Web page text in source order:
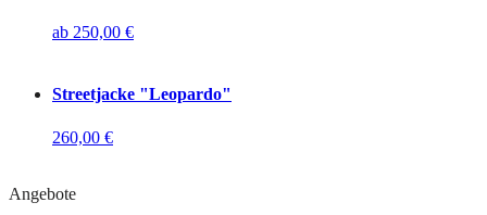
ab 250,00 €
Streetjacke "Leopardo"
260,00 €
Angebote